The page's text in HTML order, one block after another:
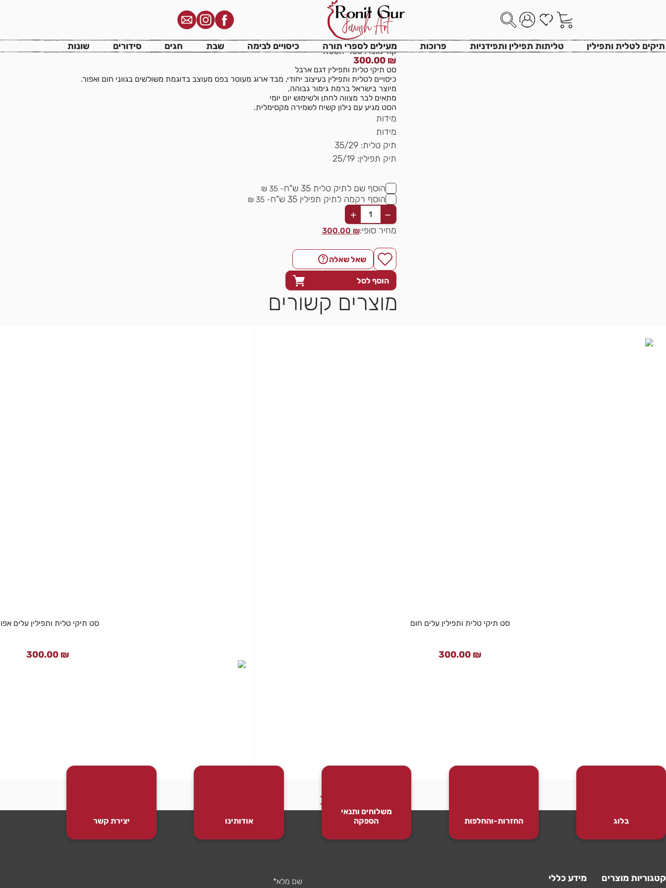
תיקים לטלית ותפילין טליתות תפילין ותפידניות פרוכות מעילים לספרי תורה כיסויים לבימה שבת חגים סידורים שונותסט תיקי טלית ותפילין דגם ארבל חום אפור
קוד מוצר: RGSR-135
300.00 ₪
סט תיקי טלית ותפילין דגם ארבל
כיסויים לטלית ותפילין בעיצוב יחודי, מבד ארוג מעוטר בפס מעוצב בדוגמת משולשים בגווני חום ואפור.
מיוצר בישראל ברמת גימור גבוהה,
מתאים לבר מצווה לחתן ולשימוש יום יומי
הסט מגיע עם נילון קשיח לשמירה מקסימלית.
מידות
מידות
תיק טלית: 35/29
תיק תפילין: 25/19
הוסף שם לתיק טלית 35 ש"ח - 35 ₪
הוסף רקמה לתיק תפילין 35 ש"ח - 35 ₪
−
+
מחיר סופי: 300.00 ₪
שאל שאלה
הוסף לסל
מוצרים קשורים
סט תיקי טלית ותפילין עלים חום
300.00 ₪
סט תיקי טלית ותפילין עלים
300.00 ₪
בלוג החזרות-והחלפות
משלוחים ותנאי
הספקה
אודותינו יצירת קשר
קטגוריות מוצרים מידע כללי